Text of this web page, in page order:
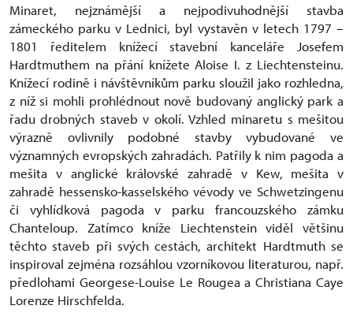
Minaret, nejznámější a nejpodivuhodnější stavba
zámeckého parku v Lednici, byl vystavěn v letech 1797 –
1801 ředitelem knížecí stavební kanceláře Josefem
Hardtmuthem na přání knížete Aloise I. z Liechtensteinu.
Knížecí rodině i návštěvníkům parku sloužil jako rozhledna,
z níž si mohli prohlédnout nově budovaný anglický park a
řadu drobných staveb v okolí. Vzhled minaretu s mešitou
výrazně ovlivnily podobné stavby vybudované ve
významných evropských zahradách. Patřily k nim pagoda a
mešita v anglické královské zahradě v Kew, mešita v
zahradě hessensko-kasselského vévody ve Schwetzingenu
či vyhlídková pagoda v parku francouzského zámku
Chanteloup. Zatímco kníže Liechtenstein viděl většinu
těchto staveb při svých cestách, architekt Hardtmuth se
inspiroval zejména rozsáhlou vzorníkovou literaturou, např.
předlohami Georgese-Louise Le Rougea a Christiana Caye
Lorenze Hirschfelda.